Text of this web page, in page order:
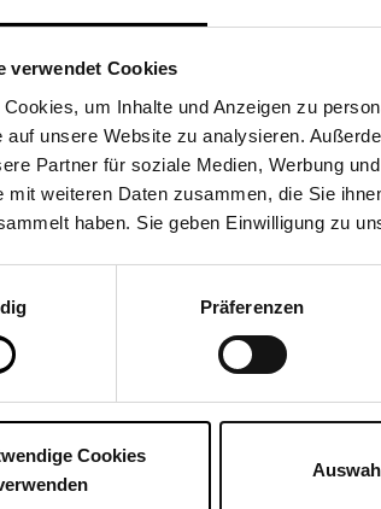
verwendet Cookies
um Inhalte und Anzeigen zu
auf unsere Website zu analysieren.
Partner für soziale Medien, Werbung
mit weiteren Daten zusammen, die Sie
haben. Sie geben Einwilligung zu
Präferenzen
Cookies